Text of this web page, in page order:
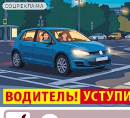
СОЦРЕКЛАМА